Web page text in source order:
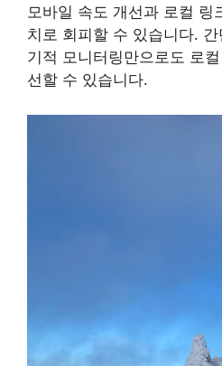
모바일 속도 개선과 로컬 링
치로 회피할 수 있습니다.
기적 모니터링만으로도 로
선할 수 있습니다.